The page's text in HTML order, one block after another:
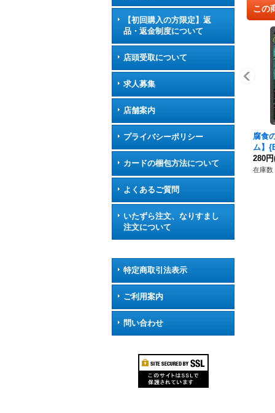
【初回購入の方限定】返
品・返金制度について
店頭受取について
求人募集
店舗案内
プライバシーポリシー
カードの梱包方法について
よくあるご質問
いたずら注文、なりすまし
注文について
特定商取引法表示
ご利用案内
問い合わせ
この
腐食
ム】
280円
在庫数